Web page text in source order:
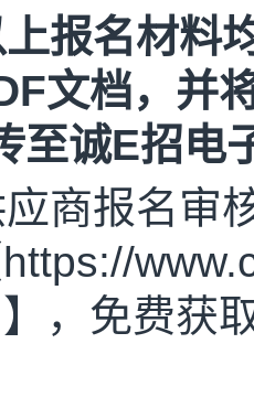
上报名材料
文档，并
至诚E招电
商报名审
https://
，免费获